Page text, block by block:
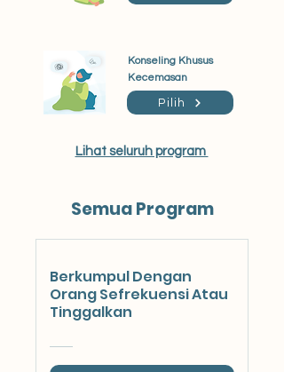
Konseling Khusus
Kecemasan
Pilih
Lihat seluruh program
Semua Program
Berkumpul Dengan
Orang Sefrekuensi Atau
Tinggalkan